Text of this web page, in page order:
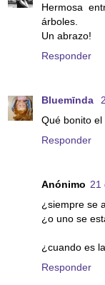
Hermosa
árboles.
Un abrazo!
Responder
Bluemīnda
Qué bonito el
Responder
Anónimo 21
¿siempre se
¿o uno se
¿cuando es
Responder